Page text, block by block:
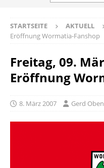
STARTSEITE AKTUELL
Eröffnung Wormatia-Fanshop
Freitag, 09.
Eröffnung
8. März 2007 Gerd